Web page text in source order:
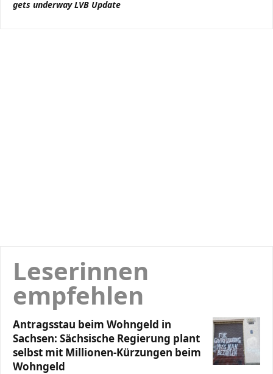
gets underway LVB Update
Leserinnen
empfehlen
Antragsstau beim Wohngeld in
Sachsen: Sächsische Regierung plant
selbst mit Millionen-Kürzungen beim
Wohngeld